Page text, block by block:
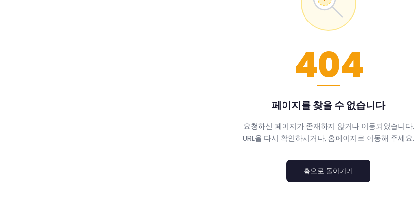
404
페이지를 찾을 수 없습니다
요청하신 페이지가 존재하지 않거나 이동되었습니다.
URL을 다시 확인하시거나, 홈페이지로 이동해 주세요.
홈으로 돌아가기